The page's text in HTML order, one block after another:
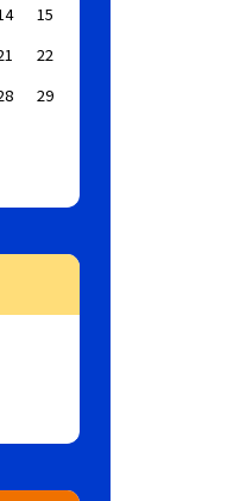
15
22
29